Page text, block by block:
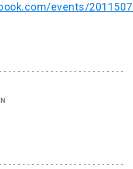
events/